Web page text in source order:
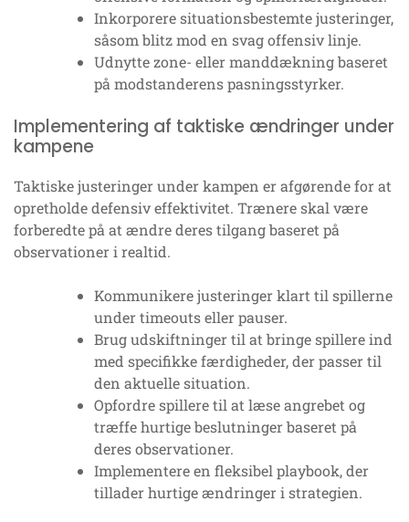
Inkorporere situationsbestemte justeringer,
såsom blitz mod en svag offensiv linje.
Udnytte zone- eller manddækning baseret
på modstanderens pasningsstyrker.
Implementering af taktiske ændringer under
kampene
Taktiske justeringer under kampen er afgørende for at
opretholde defensiv effektivitet. Trænere skal være
forberedte på at ændre deres tilgang baseret på
observationer i realtid.
Kommunikere justeringer klart til spillerne
under timeouts eller pauser.
Brug udskiftninger til at bringe spillere ind
med specifikke færdigheder, der passer til
den aktuelle situation.
Opfordre spillere til at læse angrebet og
træffe hurtige beslutninger baseret på
deres observationer.
Implementere en fleksibel playbook, der
tillader hurtige ændringer i strategien.